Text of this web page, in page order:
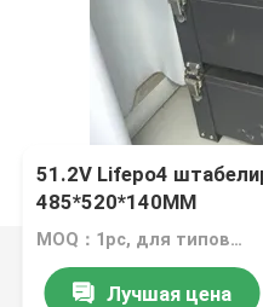
51.2V Lifepo4
485*520*140MM
MOQ：1pc, для типового теста
Лучшая цена